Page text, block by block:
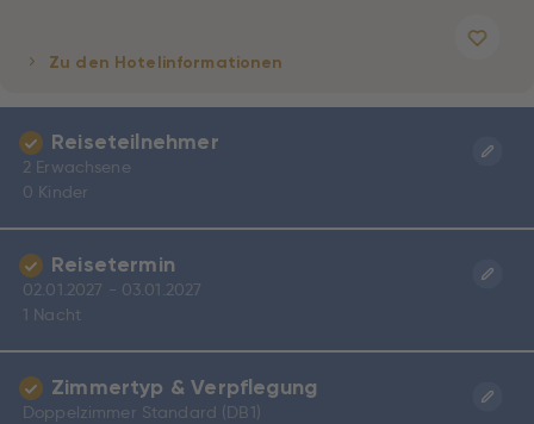
Zu den Hotelinformationen
Reiseteilnehmer
2 Erwachsene
0 Kinder
Reisetermin
02.01.2027 - 03.01.2027
1 Nacht
Zimmertyp & Verpflegung
Doppelzimmer Standard (DB1)